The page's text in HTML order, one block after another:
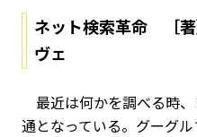
ネット検索革命 ［
ヴェ
最近は何かを調べる時
通となっている。グーグ